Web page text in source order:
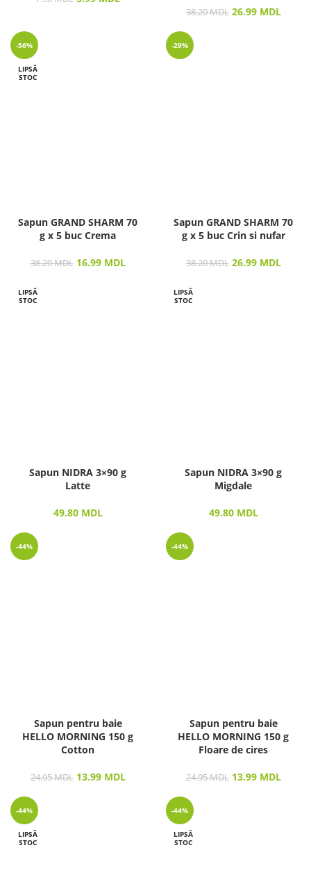
38.20MDL 26.99 MDL
-56%
LIPSĂ
STOC
Sapun GRAND SHARM 70
g х 5 buc Crema
38.20MDL 16.99 MDL
-29%
Sapun GRAND SHARM 70
g х 5 buc Crin si nufar
38.20MDL 26.99 MDL
LIPSĂ
STOC
Sapun NIDRA 3×90 g
Latte
49.80 MDL
LIPSĂ
STOC
Sapun NIDRA 3×90 g
Migdale
49.80 MDL
-44%
Sapun pentru baie
HELLO MORNING 150 g
Cotton
24.95MDL 13.99 MDL
-44%
Sapun pentru baie
HELLO MORNING 150 g
Floare de cires
24.95MDL 13.99 MDL
-44%
LIPSĂ
STOC
-44%
LIPSĂ
STOC